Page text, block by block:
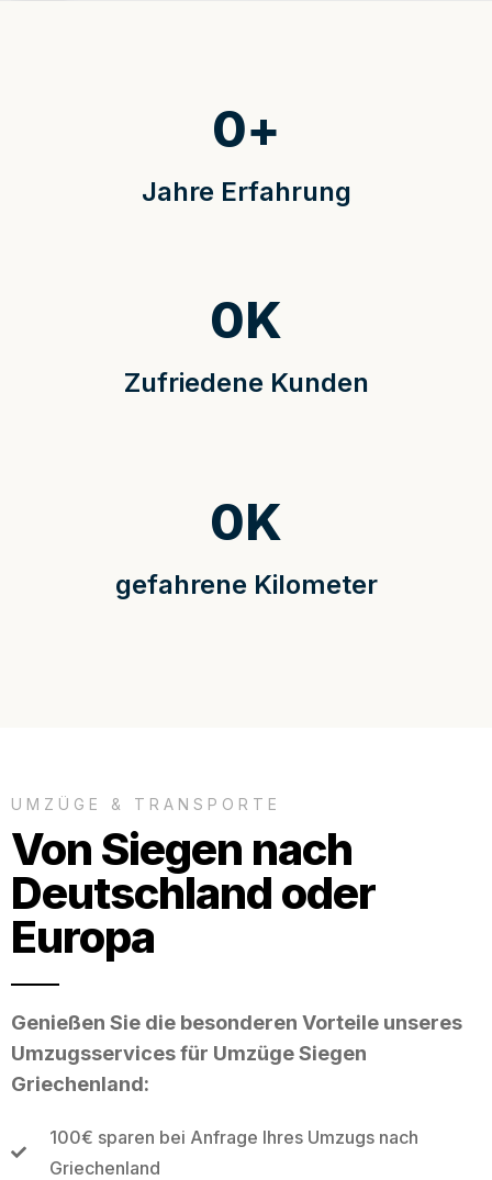
Jahre Erfahrung
0+
Zufriedene Kunden
0K
gefahrene Kilometer
0K
UMZÜGE & TRANSPORTE
Von Siegen nach
Deutschland oder
Europa
Genießen Sie die besonderen Vorteile unseres
Umzugsservices für Umzüge Siegen
Griechenland:
100€ sparen bei Anfrage Ihres Umzugs nach
Griechenland